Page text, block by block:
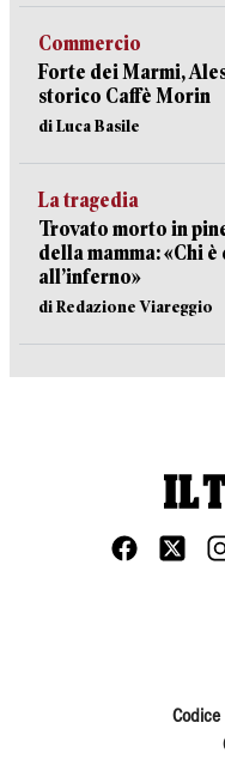
Commercio
Forte dei Marmi,
storico Caffè Morin
di Luca Basile
La tragedia
Trovato morto in
della mamma: «Chi
all’inferno»
di Redazione Viareggio
Codice